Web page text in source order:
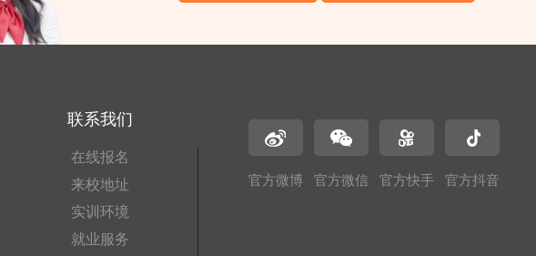
联系我们
在线报名
来校地址
实训环境
就业服务
官方微博 官方微信 官方快手 官方抖音